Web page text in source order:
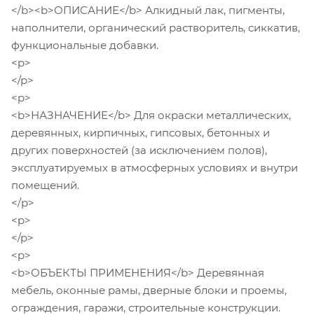
</b><b>ОПИСАНИЕ</b> Алкидный лак, пигменты,
наполнители, органический растворитель, сиккатив,
функциональные добавки.
<p>
</p>
<p>
<b>НАЗНАЧЕНИЕ</b> Для окраски металлических,
деревянных, кирпичных, гипсовых, бетонных и
других поверхностей (за исключением полов),
эксплуатируемых в атмосферных условиях и внутри
помещений.
</p>
<p>
</p>
<p>
<b>ОБЪЕКТЫ ПРИМЕНЕНИЯ</b> Деревянная
мебель, оконные рамы, дверные блоки и проемы,
ограждения, гаражи, строительные конструкции.